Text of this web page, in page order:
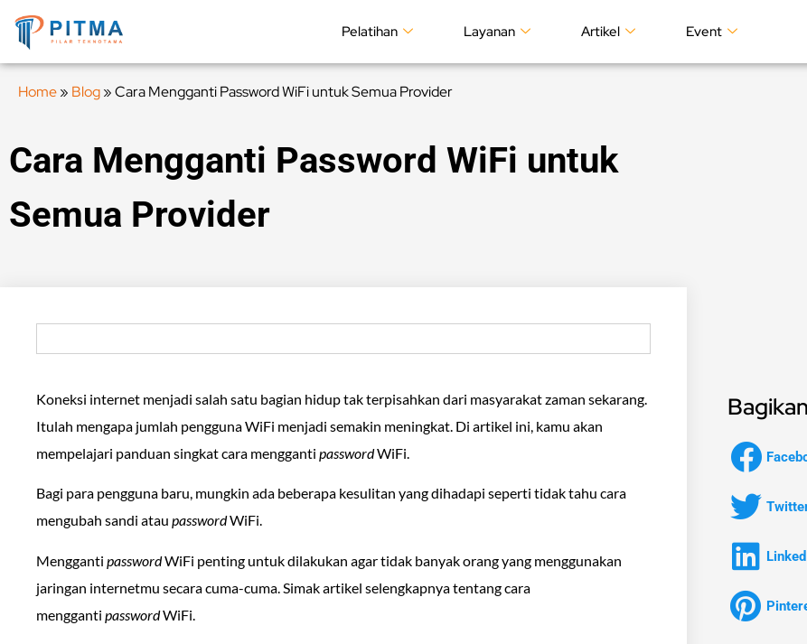
Pelatihan Layanan Artikel Event
Home» Blog»Cara Mengganti Password WiFi untuk Semua Provider
Cara Mengganti Password WiFi untuk
Semua Provider
Koneksi internet menjadi salah satu bagian hidup tak terpisahkan dari masyarakat zaman sekarang.
Itulah mengapa jumlah pengguna WiFi menjadi semakin meningkat. Di artikel ini, kamu akan
mempelajari panduan singkat cara mengganti passwordWiFi.
Bagi para pengguna baru, mungkin ada beberapa kesulitan yang dihadapi seperti tidak tahu cara
mengubah sandi atau passwordWiFi.
Mengganti passwordWiFi penting untuk dilakukan agar tidak banyak orang yang menggunakan
jaringan internetmu secara cuma-cuma. Simak artikel selengkapnya tentang cara
mengganti passwordWiFi.